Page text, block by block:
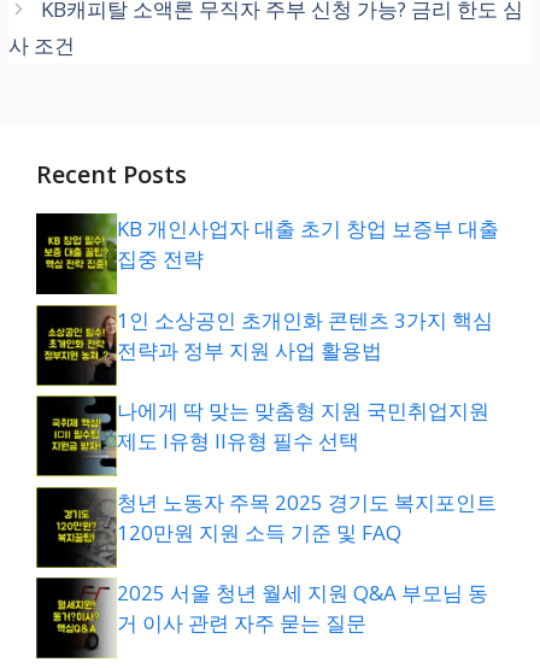
KB캐피탈 소액론 무직자 주부 신청 가능? 금리 한도 심
사 조건
Recent Posts
KB 개인사업자 대출 초기 창업 보증부 대출
집중 전략
1인 소상공인 초개인화 콘텐츠 3가지 핵심
전략과 정부 지원 사업 활용법
나에게 딱 맞는 맞춤형 지원 국민취업지원
제도 I유형 II유형 필수 선택
청년 노동자 주목 2025 경기도 복지포인트
120만원 지원 소득 기준 및 FAQ
2025 서울 청년 월세 지원 Q&A 부모님 동
거 이사 관련 자주 묻는 질문